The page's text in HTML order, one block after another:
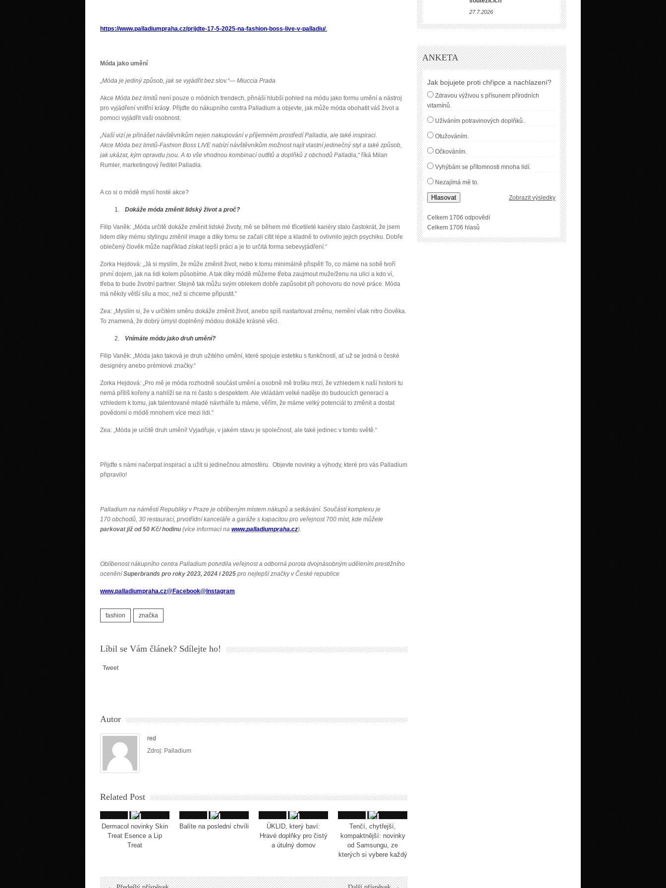
https://www.palladiumpraha.cz/prijdte-17-5-2025-na-fashion-boss-live-v-palladiu/.
Móda jako umění
„Móda je jediný způsob, jak se vyjádřit bez slov.“— Miuccia Prada
Akce Móda bez limitů není pouze o módních trendech, přináší hlubší pohled na módu jako formu umění a nástroj
pro vyjádření vnitřní krásy. Přijďte do nákupního centra Palladium a objevte, jak může móda obohatit váš život a
pomoci vyjádřit vaši osobnost.
„Naší vizí je přinášet návštěvníkům nejen nakupování v příjemném prostředí Palladia, ale také inspiraci.
Akce Móda bez limitů-Fashion Boss LIVE nabízí návštěvníkům možnost najít vlastní jedinečný styl a také způsob,
jak ukázat, kým opravdu jsou. A to vše vhodnou kombinací outfitů a doplňků z obchodů Palladia,“říká Milan
Rumler, marketingový ředitel Palladia.
A co si o módě myslí hosté akce?
Dokáže móda změnit lidský život a proč?
Filip Vaněk: „Móda určitě dokáže změnit lidské životy, mě se během mé třicetileté kariéry stalo častokrát, že jsem
lidem díky mému stylingu změnil image a díky tomu se začali cítit lépe a kladně to ovlivnilo jejich psychiku. Dobře
oblečený člověk může například získat lepší práci a je to určitá forma sebevyjádření.“
Zorka Hejdová: „Já si myslím, že může změnit život, nebo k tomu minimálně přispět! To, co máme na sobě tvoří
první dojem, jak na lidi kolem působíme. A tak díky módě můžeme třeba zaujmout muže/ženu na ulici a kdo ví,
třeba to bude životní partner. Stejně tak můžu svým oblekem dobře zapůsobit při pohovoru do nové práce. Móda
má někdy větší sílu a moc, než si chceme připustit.”
Zea: „Myslím si, že v určitém směru dokáže změnit život, anebo spíš nastartovat změnu, nemění však nitro člověka.
To znamená, že dobrý úmysl doplněný módou dokáže krásné věci.
Vnímáte módu jako druh umění?
Filip Vaněk: „Móda jako taková je druh užitého umění, které spojuje estetiku s funkčností, ať už se jedná o české
designéry anebo prémiové značky.“
Zorka Hejdová: „Pro mě je móda rozhodně součást umění a osobně mě trošku mrzí, že vzhledem k naší historii tu
nemá příliš kořeny a nahlíží se na ni často s despektem. Ale vkládám velké naděje do budoucích generací a
vzhledem k tomu, jak talentované mladé návrháře tu máme, věřím, že máme velký potenciál to změnit a dostat
povědomí o módě mnohem více mezi lidi.”
Zea: „Móda je určitě druh umění! Vyjadřuje, v jakém stavu je společnost, ale také jedinec v tomto světě.“
Přijďte s námi načerpat inspiraci a užít si jedinečnou atmosféru. Objevte novinky a výhody, které pro vás Palladium
připravilo!
Palladium na náměstí Republiky v Praze je oblíbeným místem nákupů a setkávání. Součástí komplexu je
170 obchodů, 30 restaurací, prvotřídní kanceláře a garáže s kapacitou pro veřejnost 700 míst, kde můžete
parkovat již od 50 Kč/ hodinu (více informací na www.palladiumpraha.cz).
Oblíbenost nákupního centra Palladium potvrdila veřejnost a odborná porota dvojnásobným udělením prestižního
oceněníSuperbrands pro roky 2023, 2024 i 2025 pro nejlepší značky v České republice
www.palladiumpraha.cz@Facebook@Instagram
fashion značka
Líbil se Vám článek? Sdílejte ho!
Tweet
Autor
red
Zdroj: Palladium
Related Post
Dermacol novinky Skin
Treat Esence a Lip
Treat
Balíte na poslední chvíli
ÚKLID, který baví:
Hravé doplňky pro čistý
a útulný domov
Tenčí, chytřejší,
kompaktnější: novinky
od Samsungu, ze
kterých si vybere každý
27.7.2026
ANKETA
Jak bojujete proti chřipce a nachlazení?
Zdravou výživou s přísunem přírodních
vitamínů.
Užíváním potravinových doplňků..
Otužováním.
Očkováním.
Vyhýbám se přítomnosti mnoha lidí.
Nezajímá mě to.
Hlasovat Zobrazit výsledky
Celkem 1706 odpovědí
Celkem 1706 hlasů